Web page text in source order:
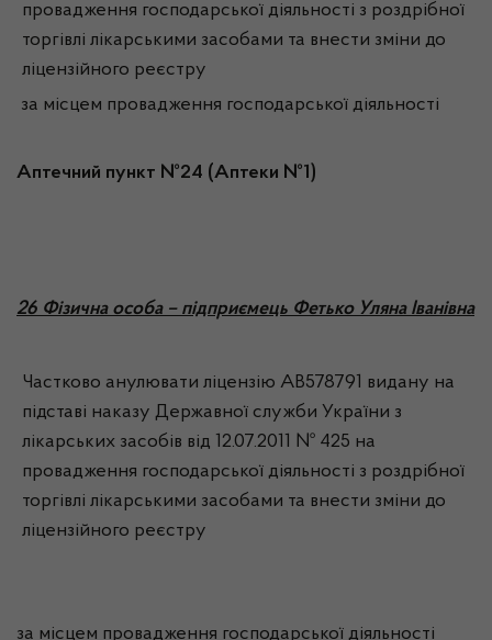
провадження господарської діяльності з роздрібної
торгівлі лікарськими засобами та внести зміни до
ліцензійного реєстру
за місцем провадження господарської діяльності
Аптечний пункт №24 (Аптеки №1)
26 Фізична особа – підприємець Фетько Уляна Іванівна
Частково анулювати ліцензію АВ578791 видану на
підставі наказу Державної служби України з
лікарських засобів від 12.07.2011 № 425 на
провадження господарської діяльності з роздрібної
торгівлі лікарськими засобами та внести зміни до
ліцензійного реєстру
за місцем провадження господарської діяльності